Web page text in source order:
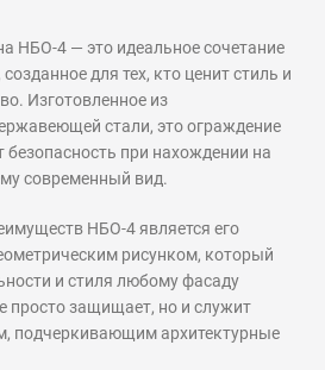
НБО-4 — это идеальное сочетание
для тех, кто ценит стиль и
Изготовленное из
стали, это ограждение
безопасность при нахождении на
современный вид.
НБО-4 является его
рисунком, который
и стиля любому фасаду
просто защищает, но и служит
подчеркивающим архитектурные